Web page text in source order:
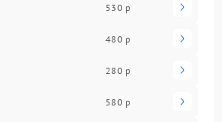
530 р
480 р
280 р
580 р